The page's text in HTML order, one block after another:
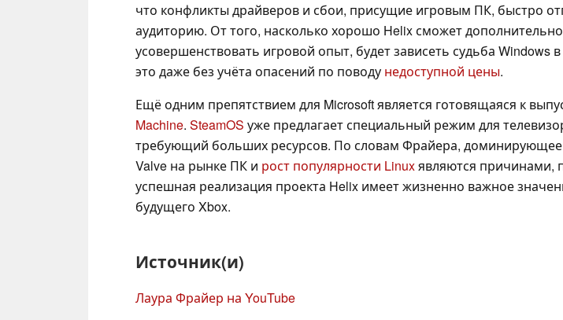
что конфликты драйверов и сбои, присущие игровым ПК, быстро
аудиторию. От того, насколько хорошо Helix сможет дополнительно
усовершенствовать игровой опыт, будет зависеть судьба Windows
это даже без учёта опасений по поводу недоступной цены.
Ещё одним препятствием для Microsoft является готовящаяся к
Machine. SteamOS уже предлагает специальный режим для
требующий больших ресурсов. По словам Фрайера,
Valve на рынке ПК и рост популярности Linuxявляются причинами,
успешная реализация проекта Helix имеет жизненно важное
будущего Xbox.
Источник(и)
Лаура Фрайер на YouTube